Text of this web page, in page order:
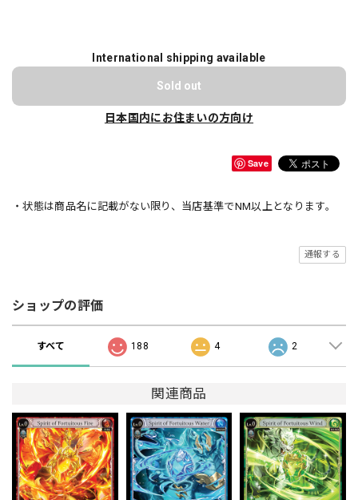
International shipping available
Sold out
日本国内にお住まいの方向け
Save
・状態は商品名に記載がない限り、当店基準でNM以上となります。
通報する
ショップの評価
すべて 188 4 2
関連商品